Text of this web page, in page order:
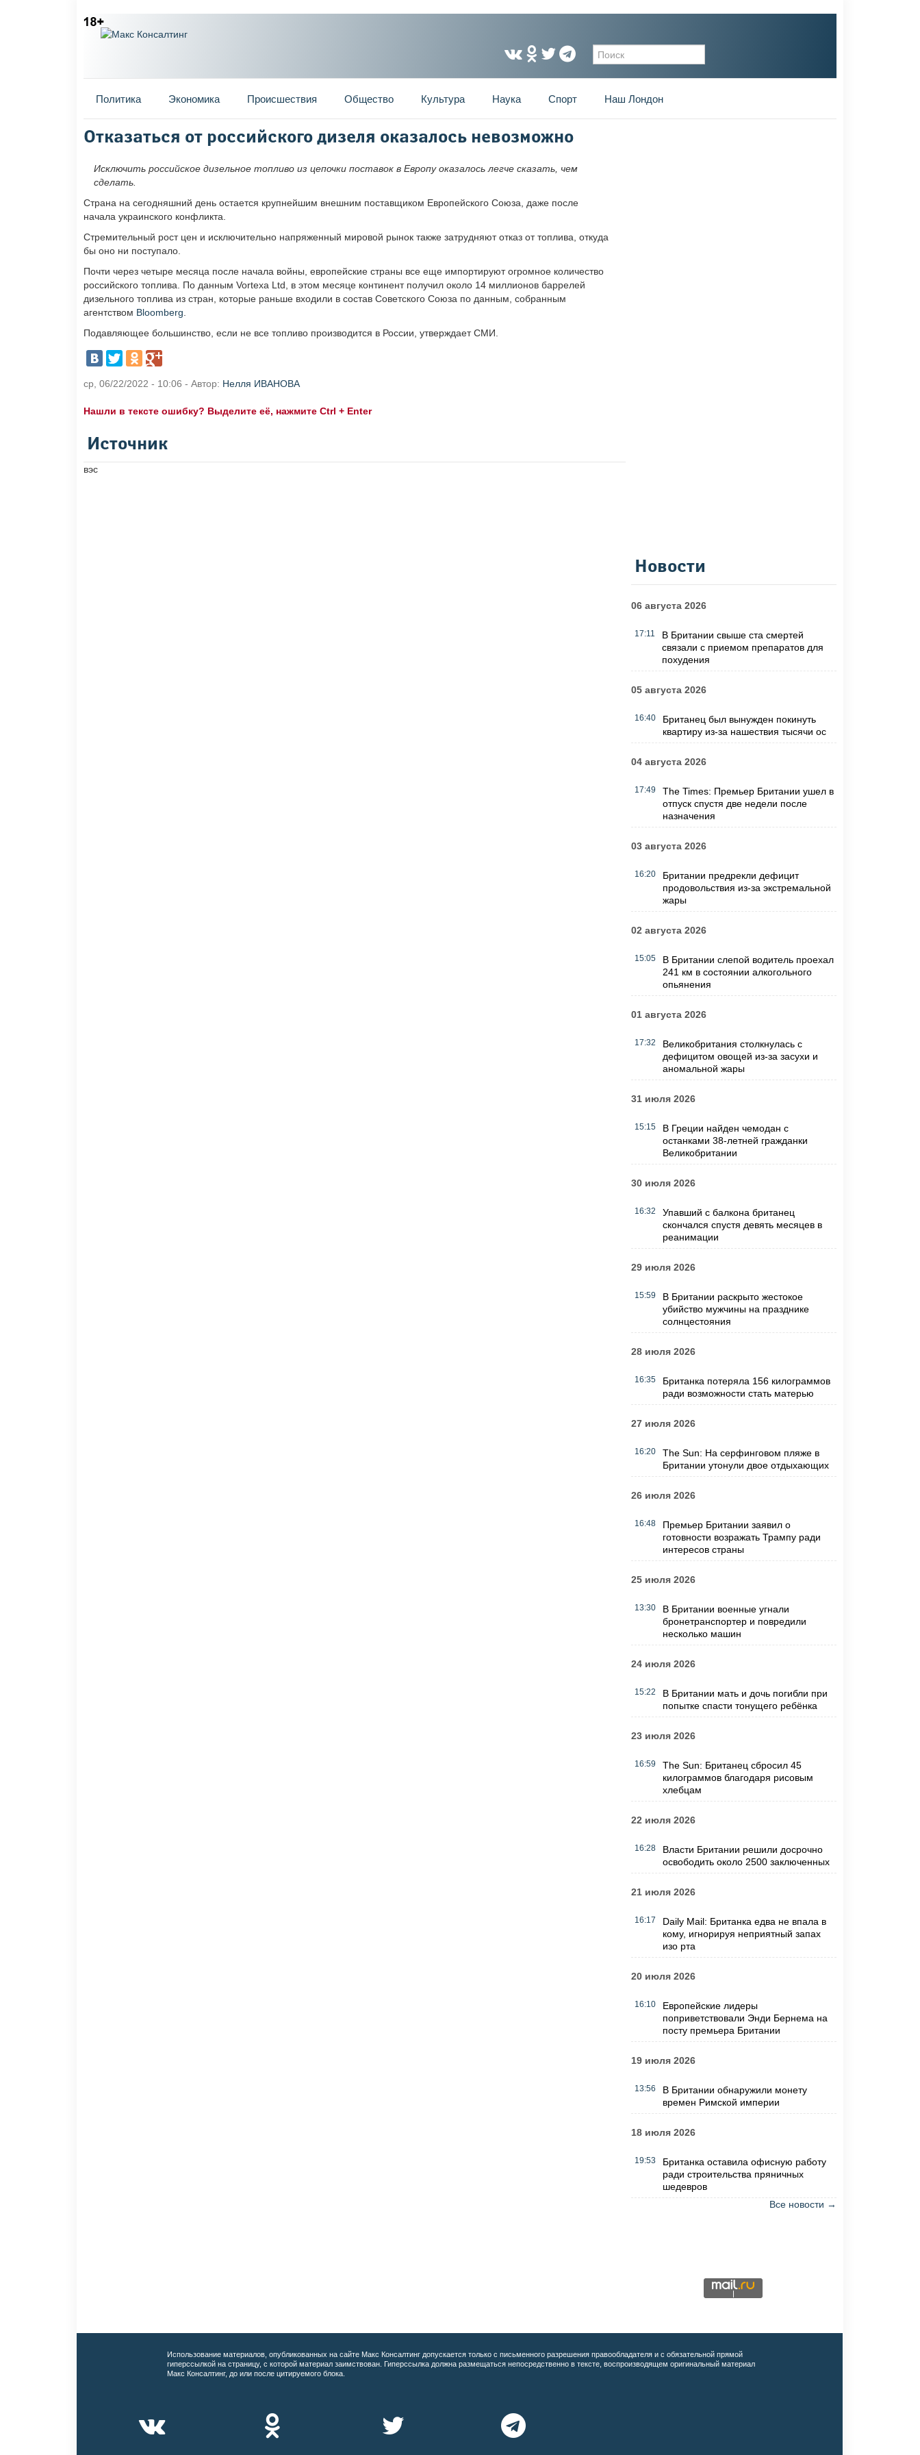
Форма поиска
Главное меню
Политика Экономика Происшествия Общество Культура Наука Спорт Наш Лондон
Вы здесь
Отказаться от российского дизеля оказалось невозможно
Исключить российское дизельное топливо из цепочки поставок в Европу оказалось легче сказать, чем
сделать.
Страна на сегодняшний день остается крупнейшим внешним поставщиком Европейского Союза, даже после
начала украинского конфликта.
Стремительный рост цен и исключительно напряженный мировой рынок также затрудняют отказ от топлива, откуда
бы оно ни поступало.
Почти через четыре месяца после начала войны, европейские страны все еще импортируют огромное количество
российского топлива. По данным Vortexa Ltd, в этом месяце континент получил около 14 миллионов баррелей
дизельного топлива из стран, которые раньше входили в состав Советского Союза по данным, собранным
агентством Bloomberg
Подавляющее большинство, если не все топливо производится в России, утверждает СМИ.
ср, 06/22/2022 - 10:06 - Автор: Нелля ИВАНОВА
Нашли в тексте ошибку? Выделите её, нажмите Ctrl + Enter
Источник
вэс
Новости
06 августа 2026
17:11
В Британии свыше ста смертей
связали с приемом препаратов для
похудения
05 августа 2026
16:40
Британец был вынужден покинуть
квартиру из-за нашествия тысячи ос
04 августа 2026
17:49
The Times: Премьер Британии ушел в
отпуск спустя две недели после
назначения
03 августа 2026
16:20
Британии предрекли дефицит
продовольствия из-за экстремальной
жары
02 августа 2026
15:05
В Британии слепой водитель проехал
241 км в состоянии алкогольного
опьянения
01 августа 2026
17:32
Великобритания столкнулась с
дефицитом овощей из-за засухи и
аномальной жары
31 июля 2026
15:15
В Греции найден чемодан с
останками 38-летней гражданки
Великобритании
30 июля 2026
16:32
Упавший с балкона британец
скончался спустя девять месяцев в
реанимации
29 июля 2026
15:59
В Британии раскрыто жестокое
убийство мужчины на празднике
солнцестояния
28 июля 2026
16:35
Британка потеряла 156 килограммов
ради возможности стать матерью
27 июля 2026
16:20
The Sun: На серфинговом пляже в
Британии утонули двое отдыхающих
26 июля 2026
16:48
Премьер Британии заявил о
готовности возражать Трампу ради
интересов страны
25 июля 2026
13:30
В Британии военные угнали
бронетранспортер и повредили
несколько машин
24 июля 2026
15:22
В Британии мать и дочь погибли при
попытке спасти тонущего ребёнка
23 июля 2026
16:59
The Sun: Британец сбросил 45
килограммов благодаря рисовым
хлебцам
22 июля 2026
16:28
Власти Британии решили досрочно
освободить около 2500 заключенных
21 июля 2026
16:17
Daily Mail: Британка едва не впала в
кому, игнорируя неприятный запах
изо рта
20 июля 2026
16:10
Европейские лидеры
поприветствовали Энди Бернема на
посту премьера Британии
19 июля 2026
13:56
В Британии обнаружили монету
времен Римской империи
18 июля 2026
19:53
Британка оставила офисную работу
ради строительства пряничных
шедевров
Все новости →
Использование материалов, опубликованных на сайте Макс Консалтинг допускается только с письменного разрешения правообладателя и с обязательной прямой
гиперссылкой на страницу, с которой материал заимствован. Гиперссылка должна размещаться непосредственно в тексте, воспроизводящем оригинальный материал
Макс Консалтинг, до или после цитируемого блока.